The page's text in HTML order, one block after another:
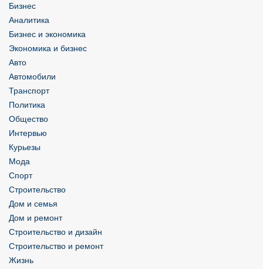
Бизнес
Аналитика
Бизнес и экономика
Экономика и бизнес
Авто
Автомобили
Транспорт
Политика
Общество
Интервью
Курьезы
Мода
Спорт
Строительство
Дом и семья
Дом и ремонт
Строительство и дизайн
Строительство и ремонт
Жизнь